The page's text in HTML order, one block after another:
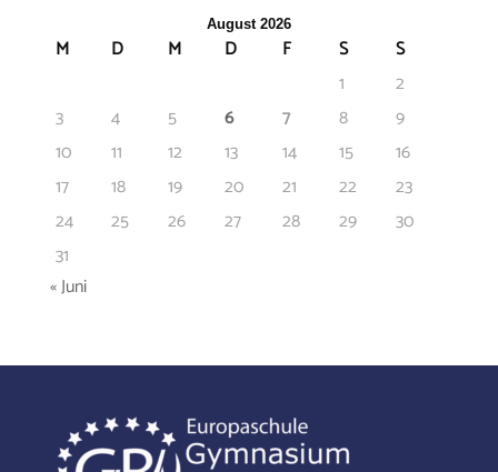
August 2026
M D M D F S
S
1
2
3
4 5 6 7 8
9
10
11 12 13 14 15
16
17
18 19 20 21 22
23
24
25 26 27 28 29
30
31
« Juni